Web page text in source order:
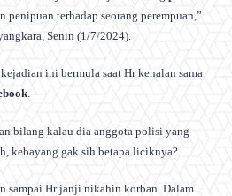
penipuan terhadap seorang perempuan,”
Senin (1/7/2024).
ini bermula saat Hr kenalan sama
.
bilang kalau dia anggota polisi yang
kebayang gak sih betapa liciknya?
sampai Hr janji nikahin korban. Dalam